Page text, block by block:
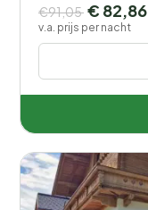
€91,05 € 82,86
v.a. prijs per nacht